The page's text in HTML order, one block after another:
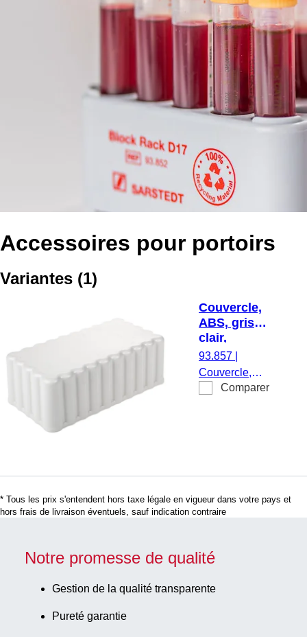
Accessoires pour portoirs
Variantes (1)
Couvercle,
ABS, gris
clair,
compatible
avec
Portoirs de
blocs D17
93.857
Couvercle,
matériau :
Comparer
* Tous les prix s'entendent hors taxe légale en vigueur dans votre pays et
hors frais de livraison éventuels, sauf indication contraire
Notre promesse de qualité
Gestion de la qualité transparente
Pureté garantie